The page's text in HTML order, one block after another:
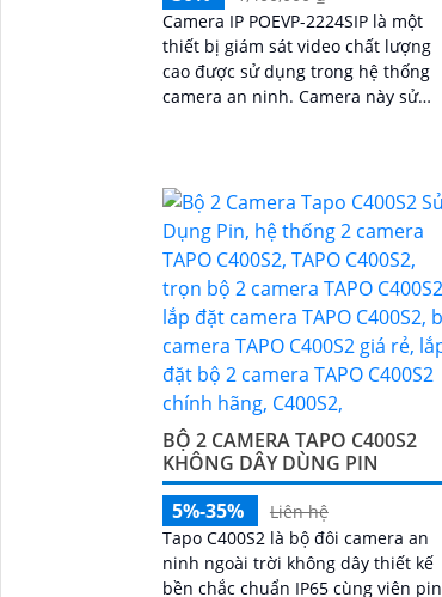
Camera IP POEVP-2224SIP là một
thiết bị giám sát video chất lượng
cao được sử dụng trong hệ thống
camera an ninh. Camera này sử
cáp duy nhất
BỘ 2 CAMERA TAPO C400S2
KHÔNG DÂY DÙNG PIN
5%-35%
Liên hệ
Tapo C400S2 là bộ đôi camera an
ninh ngoài trời không dây thiết kế
bền chắc chuẩn IP65 cùng viên pin